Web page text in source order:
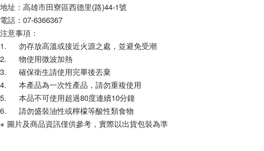
地址：高雄市田寮區西德里(路)44-1號
電話：07-6366367
注意事項：
1.	勿存放高溫或接近火源之處，並避免受潮
2.	物使用微波加熱
3.	確保衛生請使用完畢後丟棄
4.	本產品為一次性產品，請勿重複使用
5.	本品不可使用超過80度連續10分鐘
6.	請勿盛裝油性或檸檬等酸性類食物
※ 圖片及商品資訊僅供參考，實際以出貨包裝為準